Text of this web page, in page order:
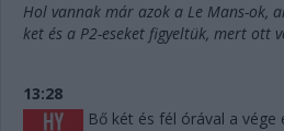
Hol vannak már azok a Le Mans-ok,
ket és a P2-eseket figyeltük, mert ott
13:28
Bő két és fél órával a